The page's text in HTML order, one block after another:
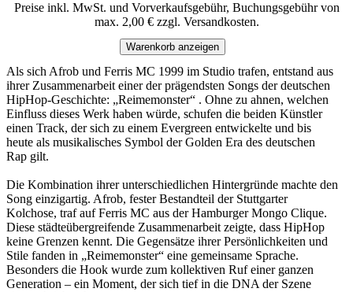
Preise inkl. MwSt. und Vorverkaufsgebühr, Buchungsgebühr von
max. 2,00 € zzgl. Versandkosten.
Warenkorb anzeigen
Als sich Afrob und Ferris MC 1999 im Studio trafen, entstand aus
ihrer Zusammenarbeit einer der prägendsten Songs der deutschen
HipHop-Geschichte: „Reimemonster“ . Ohne zu ahnen, welchen
Einfluss dieses Werk haben würde, schufen die beiden Künstler
einen Track, der sich zu einem Evergreen entwickelte und bis
heute als musikalisches Symbol der Golden Era des deutschen
Rap gilt.
Die Kombination ihrer unterschiedlichen Hintergründe machte den
Song einzigartig. Afrob, fester Bestandteil der Stuttgarter
Kolchose, traf auf Ferris MC aus der Hamburger Mongo Clique.
Diese städteübergreifende Zusammenarbeit zeigte, dass HipHop
keine Grenzen kennt. Die Gegensätze ihrer Persönlichkeiten und
Stile fanden in „Reimemonster“ eine gemeinsame Sprache.
Besonders die Hook wurde zum kollektiven Ruf einer ganzen
Generation – ein Moment, der sich tief in die DNA der Szene